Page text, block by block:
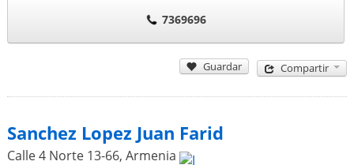
7369696
Guardar Compartir
Sanchez Lopez Juan Farid
Calle 4 Norte 13-66, Armenia